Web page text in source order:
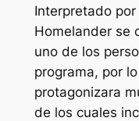
Interpretado
Homelander se
uno de los
programa, por
protagonizara
de los cuales